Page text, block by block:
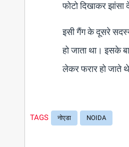
फोटो दिखाकर
इसी गैंग के दूसरे
हो जाता था। इसके
लेकर फरार हो जाते
TAGS नोएडा NOIDA